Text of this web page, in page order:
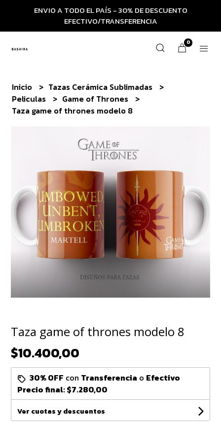
ENVIO A TODO EL PAÍS - 30% DE DESCUENTO
EFECTIVO/TRANSFERENCIA
0
Inicio
Tazas Cerámica Sublimadas
Peliculas
Game of Thrones
Taza game of thrones modelo 8
Taza game of thrones modelo 8
$10.400,00
30% OFF con Transferencia o Efectivo
Precio final:$7.280,00
Ver cuotas y descuentos